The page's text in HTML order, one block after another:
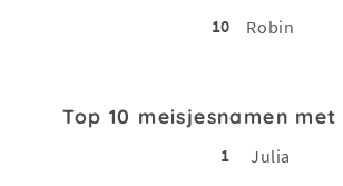
10
Robin
Top 10 meisjesnamen
1 Julia